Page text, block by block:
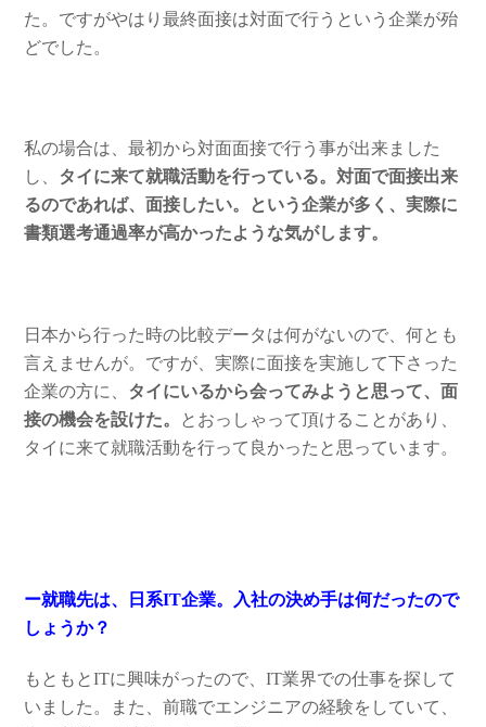
た。ですがやはり最終面接は対面で行うという企業が殆
どでした。
私の場合は、最初から対面面接で行う事が出来ました
し、 タイに来て就職活動を行っている。対面で面接出来
るのであれば、面接したい。という企業が多く、実際に
書類選考通過率が高かったような気がします。
日本から行った時の比較データは何がないので、何とも
言えませんが。ですが、実際に面接を実施して下さった
企業の方に、 タイにいるから会ってみようと思って、面
接の機会を設けた。
とおっしゃって頂けることがあり、
タイに来て就職活動を行って良かったと思っています。
ー就職先は、日系IT企業。入社の決め手は何だったので
しょうか？
もともとITに興味がったので、IT業界での仕事を探して
いました。また、前職でエンジニアの経験をしていて、